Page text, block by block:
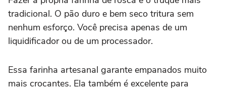
tradicional. O pão duro e bem seco tritura sem
nenhum esforço. Você precisa apenas de um
liquidificador ou de um processador.
Essa farinha artesanal garante empanados muito
mais crocantes. Ela também é excelente para